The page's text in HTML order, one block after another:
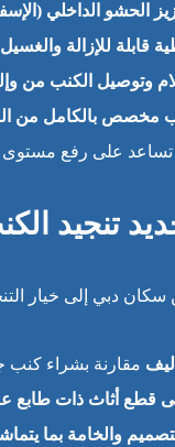
الحشو الداخلي
قابلة للإزالة والغسيل
وتوصيل الكنب من
مخصص بالكامل من
على رفع مستوى
تنجيد
سكان دبي إلى خيار
مقارنة بشراء كنب
قطع أثاث ذات طابع
والخامة بما